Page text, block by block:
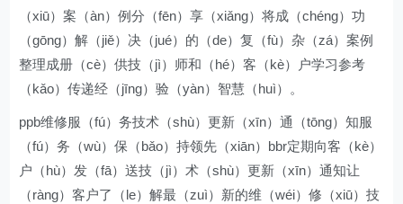
（xiū）案（àn）例分（fēn）享（xiǎng）将成（chéng）功
（gōng）解（jiě）决（jué）的（de）复（fù）杂（zá）案例
整理成册（cè）供技（jì）师和（hé）客（kè）户学习参考
（kǎo）传递经（jīng）验（yàn）智慧（huì）。
ppb维修服（fú）务技术（shù）更新（xīn）通（tōng）知服
（fú）务（wù）保（bǎo）持领先（xiān）bbr定期向客（kè）
户（hù）发（fā）送技（jì）术（shù）更新（xīn）通知让
（ràng）客户了（le）解最（zuì）新的维（wéi）修（xiū）技